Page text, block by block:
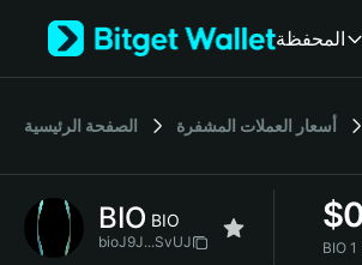
Tiếng Việt
Español (Latinoamérica)
Français
Deutsch
المحفظة
الصفحة الرئيسية أسعار العملات المشفرة
BIO BIO
bioJ9J...SvUJ
$